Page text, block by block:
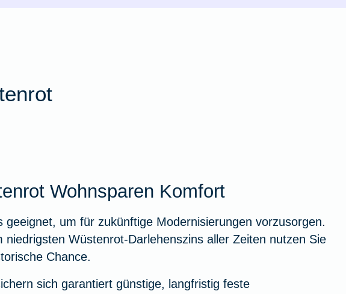
Wohnsparen Komfort
geeignet, um für zukünftige Modernisierungen vorzusorgen.
niedrigsten Wüstenrot-Darlehenszins aller Zeiten nutzen Sie
Chance.
sich garantiert günstige, langfristig feste